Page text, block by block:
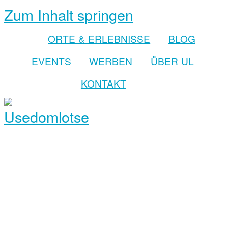
Zum Inhalt springen
ORTE & ERLEBNISSE
BLOG
EVENTS
WERBEN
ÜBER UL
KONTAKT